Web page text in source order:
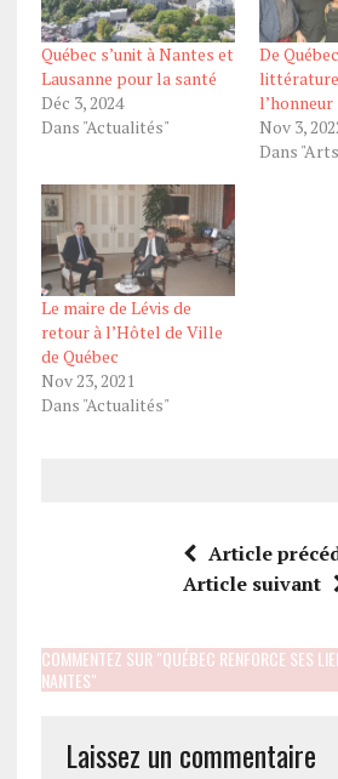
Québec s’unit à Nantes et
Lausanne pour la santé
Déc 3, 2024
Dans "Actualités"
De
l’honneur
Nov 3,
Dans
Le maire de Lévis de
retour à l’Hôtel de Ville
de Québec
Nov 23, 2021
Dans "Actualités"
Article
Article suivant
COMMENTEZ SUR "QUÉBEC RENFORCE SES
NANTES"
Laissez un commentaire